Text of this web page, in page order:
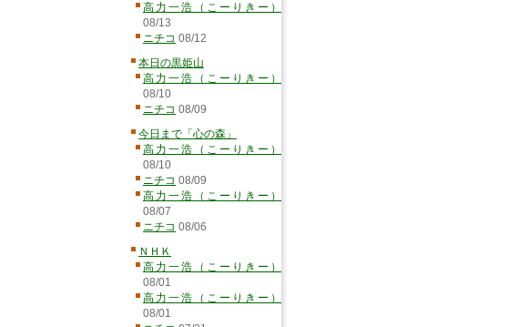
高力一浩（こーりきー）
08/13
ニチコ 08/12
本日の黒姫山
高力一浩（こーりきー）
08/10
ニチコ 08/09
今日まで「心の森」
高力一浩（こーりきー）
08/10
ニチコ 08/09
高力一浩（こーりきー）
08/07
ニチコ 08/06
ＮＨＫ
高力一浩（こーりきー）
08/01
高力一浩（こーりきー）
08/01